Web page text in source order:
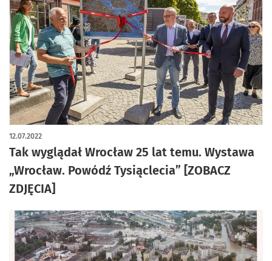
Tak wyglądał Wrocław 25 lat temu. Wystawa
„Wrocław. Powódź Tysiąclecia” [ZOBACZ
ZDJĘCIA]
12.07.2022
artykuł z galerią zdjęć